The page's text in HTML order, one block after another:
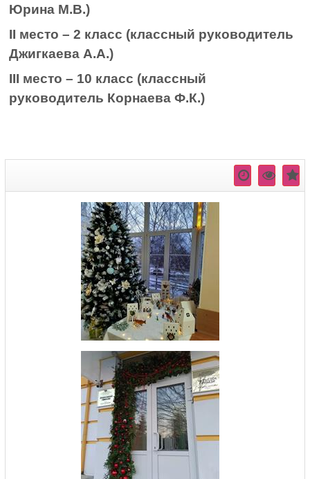
Юрина М.В.)
II место – 2 класс (классный руководитель
Джигкаева А.А.)
III место – 10 класс (классный
руководитель Корнаева Ф.К.)